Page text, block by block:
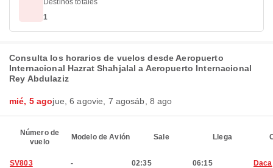
Destinos totales
1
Consulta los horarios de vuelos desde Aeropuerto
Internacional Hazrat Shahjalal a Aeropuerto Internacional
Rey Abdulaziz
mié, 5 agojue, 6 agovie, 7 agosáb, 8 ago
Número de
vuelo
Modelo de Avión Sale Llega
SV803 - 02:35 06:15 Daca